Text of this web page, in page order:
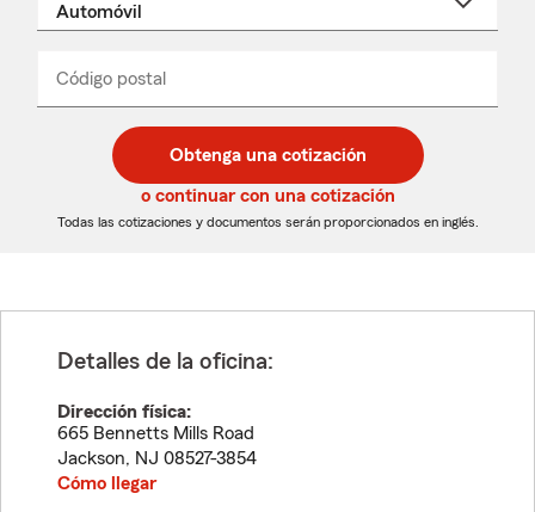
desplegable
Código postal
de
5
dígitos
de
5
dígitos
_____
Obtenga una cotización
o continuar con una cotización
Todas las cotizaciones y documentos serán proporcionados en inglés.
Detalles de la oficina:
Dirección física:
665 Bennetts Mills Road
Jackson, NJ 08527-3854
Cómo llegar